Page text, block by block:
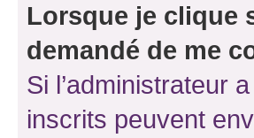
Lorsque je clique
demandé de me
Si l’administrateur
inscrits peuvent